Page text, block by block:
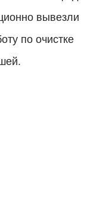
вывезли
по очистке